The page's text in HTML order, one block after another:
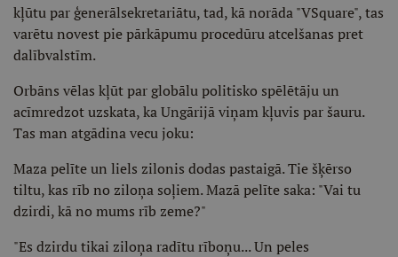
kļūtu par ģenerālsekretariātu, tad, kā norāda "VSquare", tas
varētu novest pie pārkāpumu procedūru atcelšanas pret
dalībvalstīm.
Orbāns vēlas kļūt par globālu politisko spēlētāju un
acīmredzot uzskata, ka Ungārijā viņam kļuvis par šauru.
Tas man atgādina vecu joku:
Maza pelīte un liels zilonis dodas pastaigā. Tie šķērso
tiltu, kas rīb no ziloņa soļiem. Mazā pelīte saka: "Vai tu
dzirdi, kā no mums rīb zeme?"
"Es dzirdu tikai ziloņa radītu rīboņu... Un peles